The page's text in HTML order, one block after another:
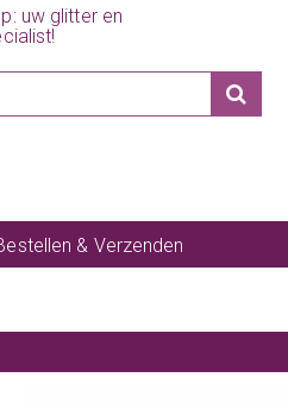
uw glitter en
& Verzenden